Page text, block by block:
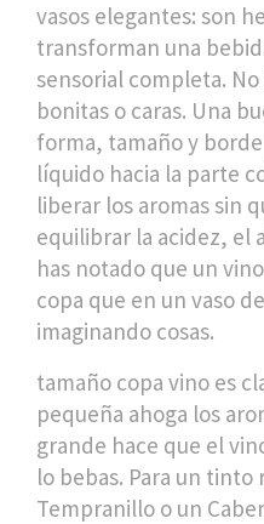
vasos elegantes: son
transforman una
sensorial completa.
bonitas o caras. Una
forma, tamaño y
líquido hacia la parte
liberar los aromas sin
equilibrar la acidez, el
has notado que un
copa que en un vaso
imaginando cosas.
tamaño copa vino es
pequeña ahoga los
grande hace que el
lo bebas. Para un
Tempranillo o un